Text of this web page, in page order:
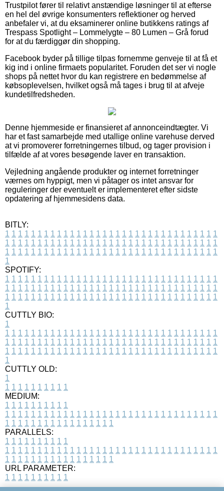
Trustpilot fører til relativt anstændige løsninger til at efterse
en hel del øvrige konsumenters reflektioner og herved
anbefaler vi, at du eksaminerer online butikkens ratings af
Trespass Spotlight – Lommelygte – 80 Lumen – Grå forud
for at du færdiggør din shopping.
Facebook byder på tillige tilpas fornemme genveje til at få et
kig ind i online firmaets popularitet. Foruden det ser vi nogle
shops på nettet hvor du kan registrere en bedømmelse af
købsoplevelsen, hvilket også må tages i brug til at afveje
kundetilfredsheden.
Denne hjemmeside er finansieret af annonceindtægter. Vi
har et fast samarbejde med utallige online varehuse derved
at vi promoverer forretningernes tilbud, og tager provision i
tilfælde af at vores besøgende laver en transaktion.
Vejledning angående produkter og internet forretninger
værnes om hyppigt, men vi påtager os intet ansvar for
reguleringer der eventuelt er implementeret efter sidste
opdatering af hjemmesidens data.
BITLY:
1 1 1 1 1 1 1 1 1 1 1 1 1 1 1 1 1 1 1 1 1 1 1 1 1 1 1 1 1 1 1 1 1
1 1 1 1 1 1 1 1 1 1 1 1 1 1 1 1 1 1 1 1 1 1 1 1 1 1 1 1 1 1 1 1 1
1 1 1 1 1 1 1 1 1 1 1 1 1 1 1 1 1 1 1 1 1 1 1 1 1 1 1 1 1 1 1 1 1
1
SPOTIFY:
1 1 1 1 1 1 1 1 1 1 1 1 1 1 1 1 1 1 1 1 1 1 1 1 1 1 1 1 1 1 1 1 1
1 1 1 1 1 1 1 1 1 1 1 1 1 1 1 1 1 1 1 1 1 1 1 1 1 1 1 1 1 1 1 1 1
1 1 1 1 1 1 1 1 1 1 1 1 1 1 1 1 1 1 1 1 1 1 1 1 1 1 1 1 1 1 1 1 1
1
CUTTLY BIO:
1
1 1 1 1 1 1 1 1 1 1 1 1 1 1 1 1 1 1 1 1 1 1 1 1 1 1 1 1 1 1 1 1 1
1 1 1 1 1 1 1 1 1 1 1 1 1 1 1 1 1 1 1 1 1 1 1 1 1 1 1 1 1 1 1 1 1
1 1 1 1 1 1 1 1 1 1 1 1 1 1 1 1 1 1 1 1 1 1 1 1 1 1 1 1 1 1 1 1 1
1
CUTTLY OLD:
1
1 1 1 1 1 1 1 1 1 1
MEDIUM:
1 1 1 1 1 1 1 1 1 1
1 1 1 1 1 1 1 1 1 1 1 1 1 1 1 1 1 1 1 1 1 1 1 1 1 1 1 1 1 1 1 1 1
1 1 1 1 1 1 1 1 1 1 1 1 1 1 1 1 1
PARALLELS:
1 1 1 1 1 1 1 1 1 1
1 1 1 1 1 1 1 1 1 1 1 1 1 1 1 1 1 1 1 1 1 1 1 1 1 1 1 1 1 1 1 1 1
1 1 1 1 1 1 1 1 1 1 1 1 1 1 1 1 1
URL PARAMETER:
1 1 1 1 1 1 1 1 1 1